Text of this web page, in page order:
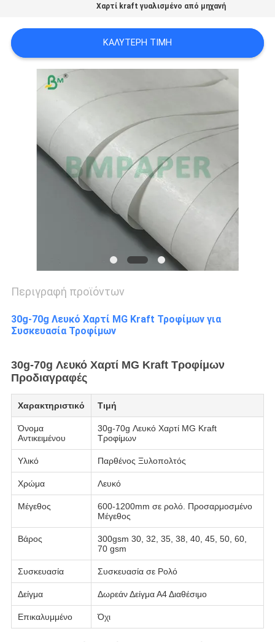
ΠΟΛΙΤΙΚΉ
ΑΠΟΡΡΉΤΟΥ
Χαρτί kraft γυαλισμένο από μηχανή
ΚΑΛΎΤΕΡΗ ΤΙΜΉ
Περιγραφή προϊόντων
30g-70g Λευκό Χαρτί MG Kraft Τροφίμων για
Συσκευασία Τροφίμων
30g-70g Λευκό Χαρτί MG Kraft Τροφίμων
Προδιαγραφές
Χαρακτηριστικό Τιμή
Όνομα
Αντικειμένου
30g-70g Λευκό Χαρτί MG Kraft
Τροφίμων
Υλικό Παρθένος Ξυλοπολτός
Χρώμα Λευκό
Μέγεθος
600-1200mm σε ρολό. Προσαρμοσμένο
Μέγεθος
Βάρος
300gsm 30, 32, 35, 38, 40, 45, 50, 60,
70 gsm
Συσκευασία Συσκευασία σε Ρολό
Δείγμα Δωρεάν Δείγμα Α4 Διαθέσιμο
Επικαλυμμένο Όχι